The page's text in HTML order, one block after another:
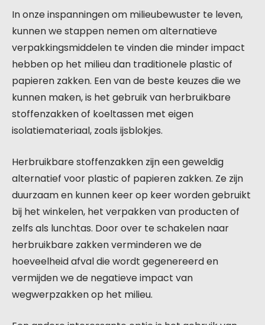
In onze inspanningen om milieubewuster te leven,
kunnen we stappen nemen om alternatieve
verpakkingsmiddelen te vinden die minder impact
hebben op het milieu dan traditionele plastic of
papieren zakken. Een van de beste keuzes die we
kunnen maken, is het gebruik van herbruikbare
stoffenzakken of koeltassen met eigen
isolatiemateriaal, zoals ijsblokjes.
Herbruikbare stoffenzakken zijn een geweldig
alternatief voor plastic of papieren zakken. Ze zijn
duurzaam en kunnen keer op keer worden gebruikt
bij het winkelen, het verpakken van producten of
zelfs als lunchtas. Door over te schakelen naar
herbruikbare zakken verminderen we de
hoeveelheid afval die wordt gegenereerd en
vermijden we de negatieve impact van
wegwerpzakken op het milieu.